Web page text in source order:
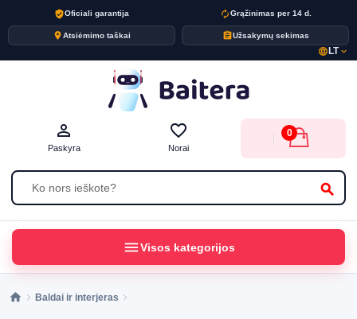
verified_userOficiali garantija autorenewGrąžinimas per 14 d.
placeAtsiėmimo taškai assignmentUžsakymų sekimas
language LTexpand_more
search
person_outline
Paskyra
favorite_border
Norai
0
menuVisos kategorijos
Baldai ir interjeras